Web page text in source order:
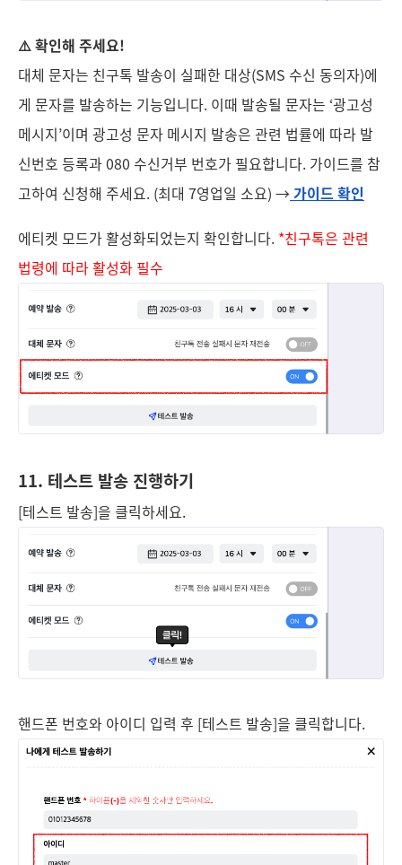
⚠️ 확인해 주세요!
대체 문자는 친구톡 발송이 실패한 대상(SMS 수신 동의자)에
게 문자를 발송하는 기능입니다. 이때 발송될 문자는 ‘광고성
메시지’이며 광고성 문자 메시지 발송은 관련 법률에 따라 발
신번호 등록과 080 수신거부 번호가 필요합니다. 가이드를 참
고하여 신청해 주세요. (최대 7영업일 소요) →가이드 확인
에티켓 모드가 활성화되었는지 확인합니다. *친구톡은 관련
법령에 따라 활성화 필수
11. 테스트 발송 진행하기
[테스트 발송]을 클릭하세요.
핸드폰 번호와 아이디 입력 후 [테스트 발송]을 클릭합니다.